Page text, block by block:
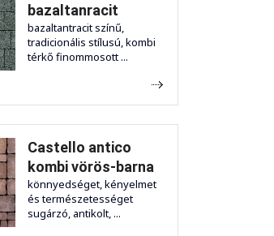
bazaltanracit
bazaltantracit színű,
tradicionális stílusú, kombi
térkő finommosott ...
Castello antico
kombi vörös-barna
könnyedséget, kényelmet
és természetességet
sugárzó, antikolt, ...